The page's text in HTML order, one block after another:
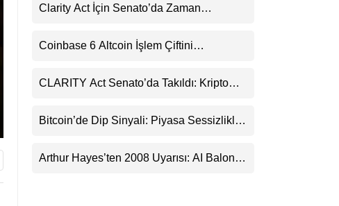
LinkedIn
Telegram
Clarity Act İçin Senato’da Zaman
Coinbase 6 Altcoin İşlem Çiftini
CLARITY Act Senato’da Takıldı: Kripto
Bitcoin’de Dip Sinyali: Piyasa Sessizlikle
Arthur Hayes’ten 2008 Uyarısı: AI Balonu